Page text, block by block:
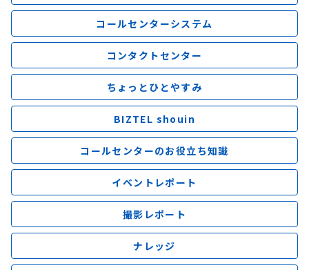
コールセンターシステム
コンタクトセンター
ちょっとひとやすみ
BIZTEL shouin
コールセンターのお役立ち知識
イベントレポート
撮影レポート
ナレッジ